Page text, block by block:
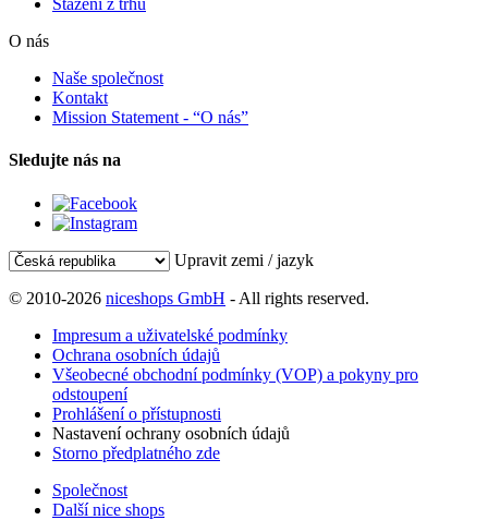
Stažení z trhu
O nás
Naše společnost
Kontakt
Mission Statement - “O nás”
Sledujte nás na
Upravit zemi / jazyk
© 2010-2026 niceshops GmbH - All rights reserved.
Impresum a uživatelské podmínky
Ochrana osobních údajů
Všeobecné obchodní podmínky (VOP) a pokyny pro
odstoupení
Prohlášení o přístupnosti
Nastavení ochrany osobních údajů
Storno předplatného zde
Společnost
Další nice shops